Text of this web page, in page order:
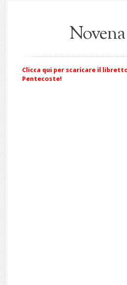
Clicca qui per scaricare il
Pentecoste!